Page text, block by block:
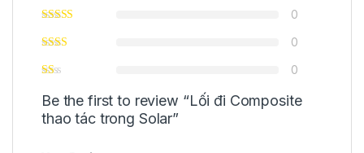
0
0
0
Be the first to review “Lối đi Composite
thao tác trong Solar”